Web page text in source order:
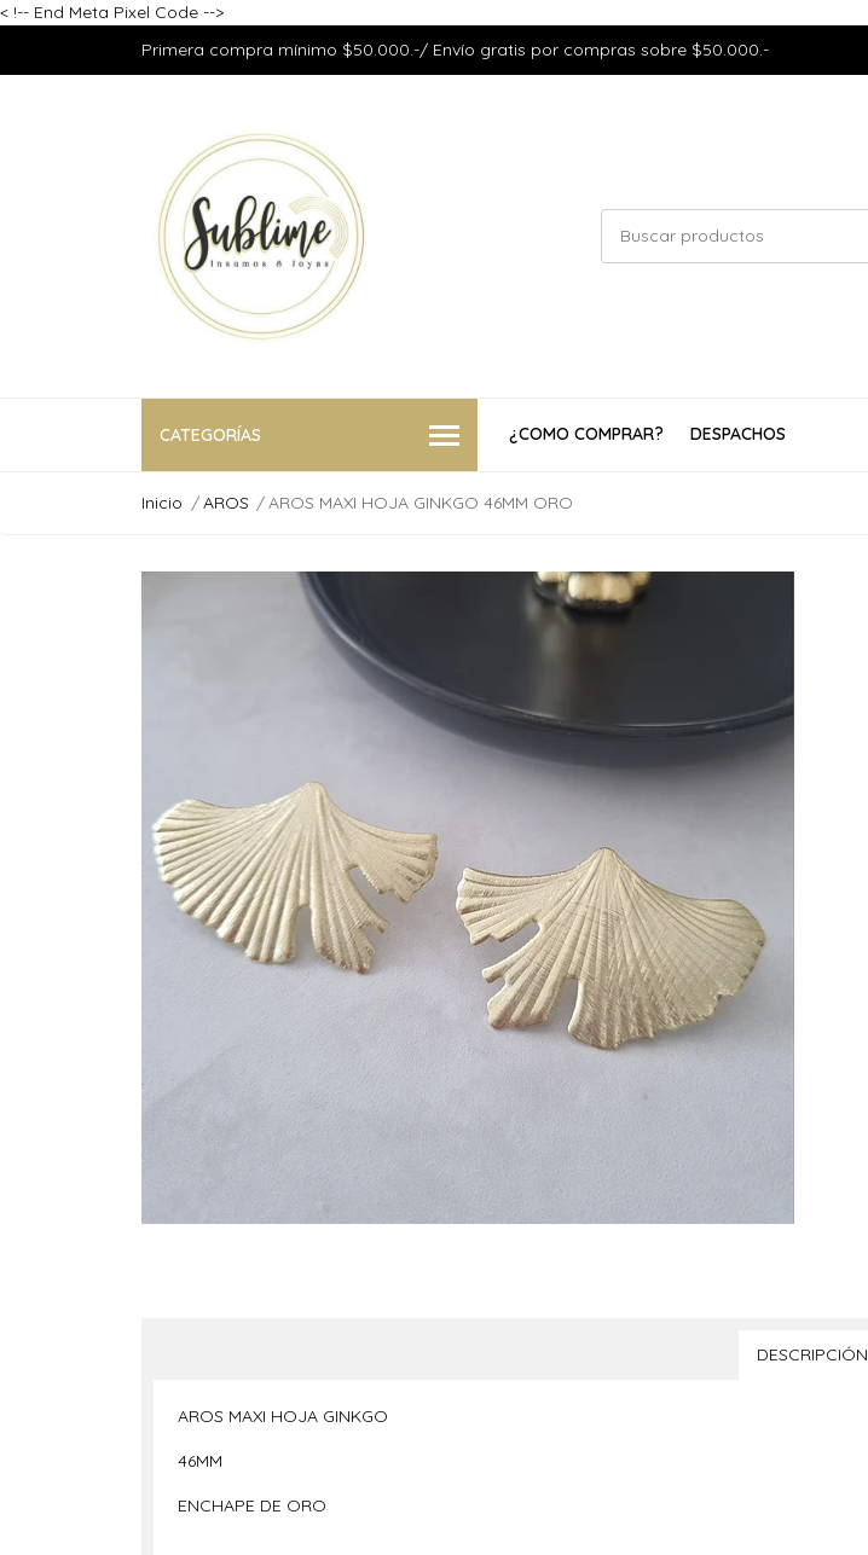
< !-- End Meta Pixel Code -->
Primera compra mínimo $50.000.-/ Envío gratis por compras sobre $50.000.-
CATEGORÍAS ¿COMO COMPRAR? DESPACHOS
Inicio AROS AROS MAXI HOJA GINKGO 46MM ORO
DESCRIPCIÓN
AROS MAXI HOJA GINKGO
46MM
ENCHAPE DE ORO